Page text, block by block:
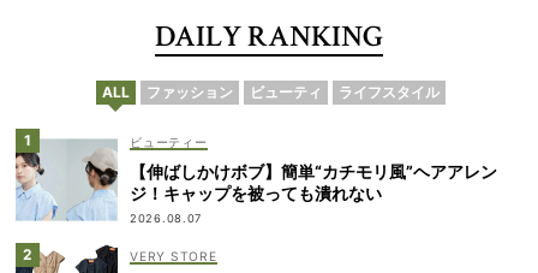
DAILY RANKING
ALL ファッション ビューティ ライフスタイル
ビューティー
【伸ばしかけボブ】簡単“カチモリ風”ヘアアレン
ジ！キャップを被っても潰れない
2026.08.07
VERY STORE